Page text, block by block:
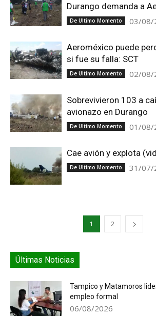
Durango demanda a
De Ultimo Momento 03/08/
Aeroméxico puede
si fue su falla: SCT
De Ultimo Momento 02/08/
Sobrevivieron 103 a
avionazo en Durango
De Ultimo Momento 01/08/
Cae avión y explota
De Ultimo Momento 31/07/
1 2
Últimas Noticias
Tampico y Matamoros
empleo formal
06/08/2026